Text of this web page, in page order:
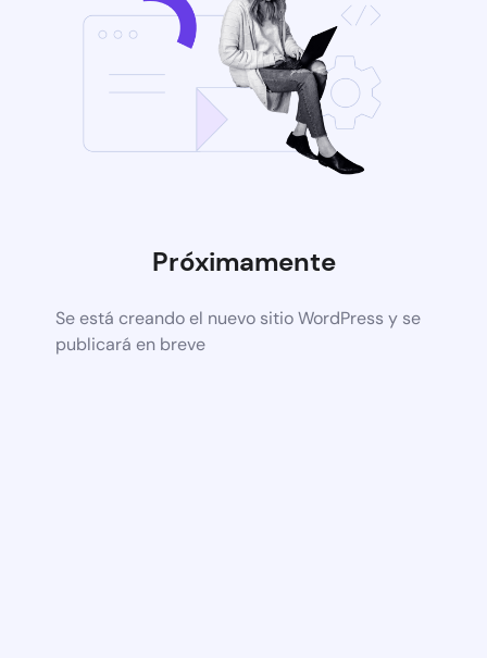
Próximamente
Se está creando el nuevo sitio WordPress y se
publicará en breve